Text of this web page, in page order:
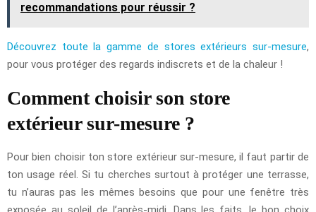
recommandations pour réussir ?
Découvrez toute la gamme de stores extérieurs sur-mesure,
pour vous protéger des regards indiscrets et de la chaleur !
Comment choisir son store
extérieur sur-mesure ?
Pour bien choisir ton store extérieur sur-mesure, il faut partir de
ton usage réel. Si tu cherches surtout à protéger une terrasse,
tu n’auras pas les mêmes besoins que pour une fenêtre très